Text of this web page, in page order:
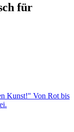
für
Kunst!" Von Rot bis